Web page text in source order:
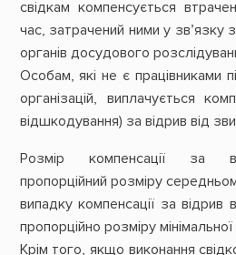
свідкам компенсується
час, затрачений ними у
органів досудового
Особам, які не є працівниками
організацій, виплачується
відшкодування) за відрив від
Розмір компенсації за
пропорційний розміру
випадку компенсації за відрив
пропорційно розміру
Крім того, якщо виконання